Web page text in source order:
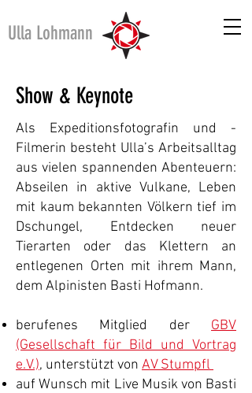
Ulla Lohmann
Show & Keynote
Als Expeditionsfotografin und -
Filmerin besteht Ulla’s Arbeitsalltag
aus vielen spannenden Abenteuern:
Abseilen in aktive Vulkane, Leben
mit kaum bekannten Völkern tief im
Dschungel, Entdecken neuer
Tierarten oder das Klettern an
entlegenen Orten mit ihrem Mann,
dem Alpinisten Basti Hofmann.
berufenes Mitglied der GBV
(Gesellschaft für Bild und Vortrag
e.V.), unterstützt von AV Stumpfl
auf Wunsch mit Live Musik von Basti